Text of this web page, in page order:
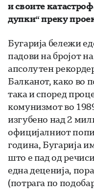
и своите
дупки“преку
Бугарија бележи
падови на бројот
апсолутен
Балканот, како во
така и според
комунизмот во
изгубено над 2
официјалниот
година, Бугарија
што е пад од
една деценија,
(потрага по